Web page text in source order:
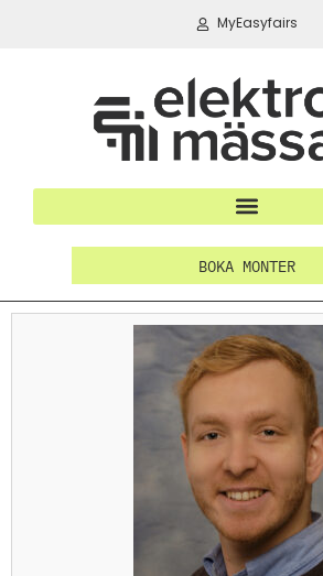
MyEasyfairs
BOKA MONTER